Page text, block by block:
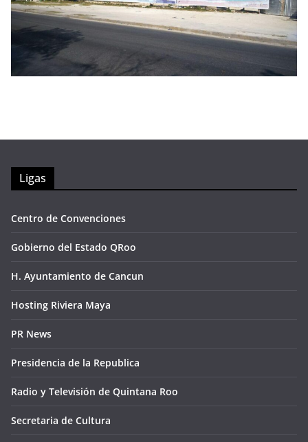
Ligas
Centro de Convenciones
Gobierno del Estado QRoo
H. Ayuntamiento de Cancun
Hosting Riviera Maya
PR News
Presidencia de la Republica
Radio y Televisión de Quintana Roo
Secretaria de Cultura